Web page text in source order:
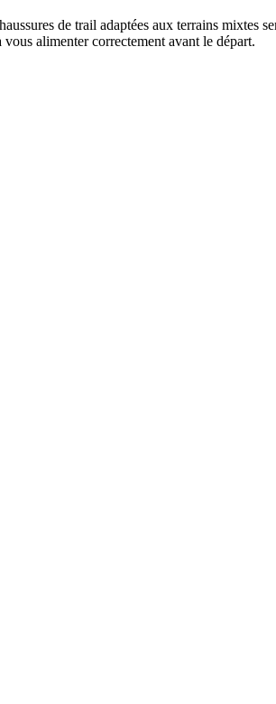
de trail adaptées aux terrains mixtes
alimenter correctement avant le départ.